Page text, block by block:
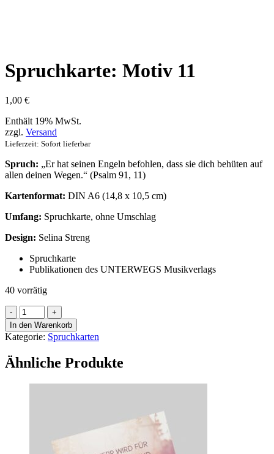
Spruchkarte: Motiv 11
1,00 €
Enthält 19% MwSt.
zzgl. Versand
Lieferzeit: Sofort lieferbar
Spruch: „Er hat seinen Engeln befohlen, dass sie dich behüten auf
allen deinen Wegen.“ (Psalm 91, 11)
Kartenformat: DIN A6 (14,8 x 10,5 cm)
Umfang: Spruchkarte, ohne Umschlag
Design: Selina Streng
Spruchkarte
Publikationen des UNTERWEGS Musikverlags
40 vorrätig
Spruchkarte:
Motiv
11
Menge
In den Warenkorb
Kategorie: Spruchkarten
Ähnliche Produkte